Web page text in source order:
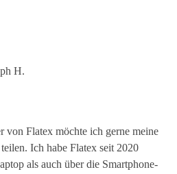
H.
von Flatex möchte ich gerne meine
Ich habe Flatex seit 2020
als auch über die Smartphone-